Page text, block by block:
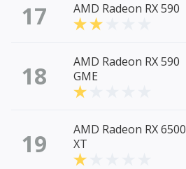
17 AMD Radeon RX 590
18
AMD Radeon RX 590
GME
19
AMD Radeon RX 6500
XT